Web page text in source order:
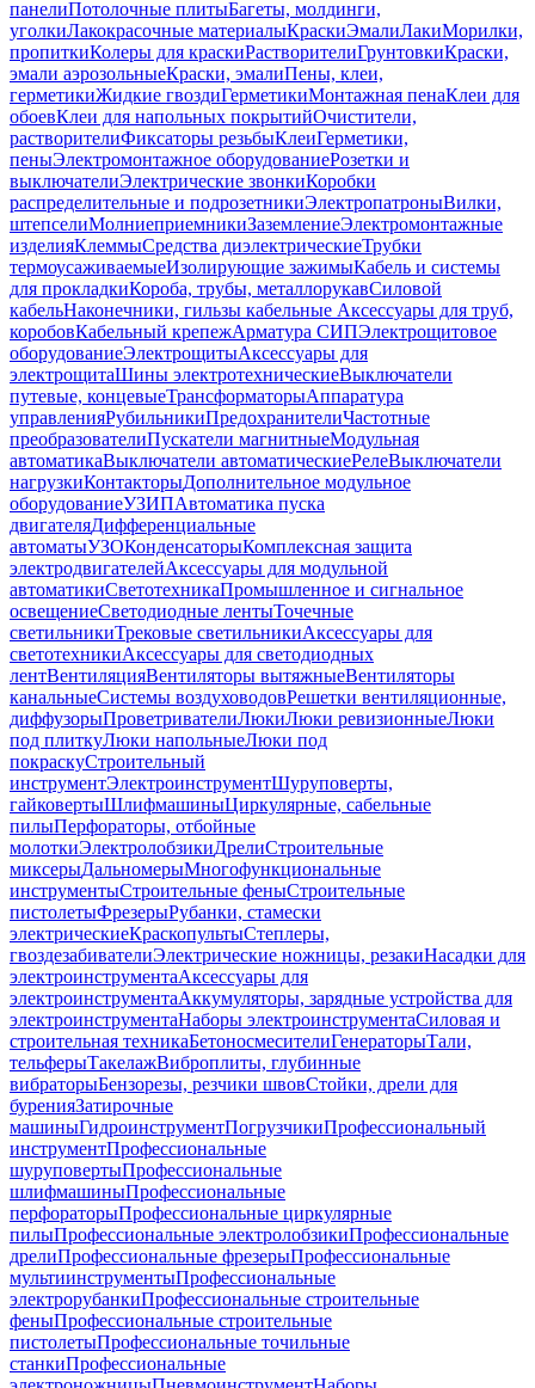
панелиПотолочные плитыБагеты, молдинги,
уголкиЛакокрасочные материалыКраскиЭмалиЛакиМорилки,
пропиткиКолеры для краскиРастворителиГрунтовкиКраски,
эмали аэрозольныеКраски, эмалиПены, клеи,
герметикиЖидкие гвоздиГерметикиМонтажная пенаКлеи для
обоевКлеи для напольных покрытийОчистители,
растворителиФиксаторы резьбыКлеиГерметики,
пеныЭлектромонтажное оборудованиеРозетки и
выключателиЭлектрические звонкиКоробки
распределительные и подрозетникиЭлектропатроныВилки,
штепселиМолниеприемникиЗаземлениеЭлектромонтажные
изделияКлеммыСредства диэлектрическиеТрубки
термоусаживаемыеИзолирующие зажимыКабель и системы
для прокладкиКороба, трубы, металлорукавСиловой
кабельНаконечники, гильзы кабельные Аксессуары для труб,
коробовКабельный крепежАрматура СИПЭлектрощитовое
оборудованиеЭлектрощитыАксессуары для
электрощитаШины электротехническиеВыключатели
путевые, концевыеТрансформаторыАппаратура
управленияРубильникиПредохранителиЧастотные
преобразователиПускатели магнитныеМодульная
автоматикаВыключатели автоматическиеРелеВыключатели
нагрузкиКонтакторыДополнительное модульное
оборудованиеУЗИПАвтоматика пуска
двигателяДифференциальные
автоматыУЗОКонденсаторыКомплексная защита
электродвигателейАксессуары для модульной
автоматикиСветотехникаПромышленное и сигнальное
освещениеСветодиодные лентыТочечные
светильникиТрековые светильникиАксессуары для
светотехникиАксессуары для светодиодных
лентВентиляцияВентиляторы вытяжныеВентиляторы
канальныеСистемы воздуховодовРешетки вентиляционные,
диффузорыПроветривателиЛюкиЛюки ревизионныеЛюки
под плиткуЛюки напольныеЛюки под
покраскуСтроительный
инструментЭлектроинструментШуруповерты,
гайковертыШлифмашиныЦиркулярные, сабельные
пилыПерфораторы, отбойные
молоткиЭлектролобзикиДрелиСтроительные
миксерыДальномерыМногофункциональные
инструментыСтроительные феныСтроительные
пистолетыФрезерыРубанки, стамески
электрическиеКраскопультыСтеплеры,
гвоздезабивателиЭлектрические ножницы, резакиНасадки для
электроинструментаАксессуары для
электроинструментаАккумуляторы, зарядные устройства для
электроинструментаНаборы электроинструментаСиловая и
строительная техникаБетоносмесителиГенераторыТали,
тельферыТакелажВиброплиты, глубинные
вибраторыБензорезы, резчики швовСтойки, дрели для
буренияЗатирочные
машиныГидроинструментПогрузчикиПрофессиональный
инструментПрофессиональные
шуруповертыПрофессиональные
шлифмашиныПрофессиональные
перфораторыПрофессиональные циркулярные
пилыПрофессиональные электролобзикиПрофессиональные
дрелиПрофессиональные фрезерыПрофессиональные
мультиинструментыПрофессиональные
электрорубанкиПрофессиональные строительные
феныПрофессиональные строительные
пистолетыПрофессиональные точильные
станкиПрофессиональные